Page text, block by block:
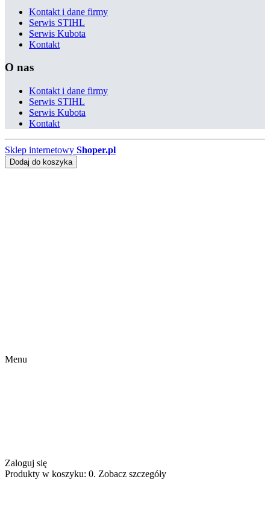
Kontakt i dane firmy
Serwis STIHL
Serwis Kubota
Kontakt
O nas
Kontakt i dane firmy
Serwis STIHL
Serwis Kubota
Kontakt
Sklep internetowy Shoper.pl
Dodaj do koszyka
Menu
Zaloguj się
Produkty w koszyku: 0. Zobacz szczegóły